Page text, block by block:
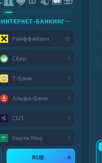
ИНТЕРНЕТ-БАНКИНГ
Райффайзен 2
Сбер 1
Т-Банк 1
Альфа-Банк 1
СБП 1
Карта Мир 1
RUB ★